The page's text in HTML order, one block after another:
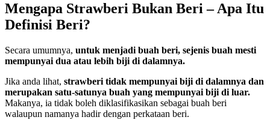
Mengapa Strawberi Bukan Beri – Apa Itu
Definisi Beri?
Secara umumnya, untuk menjadi buah beri, sejenis buah mesti
mempunyai dua atau lebih biji di dalamnya.
Jika anda lihat, strawberi tidak mempunyai biji di dalamnya dan
merupakan satu-satunya buah yang mempunyai biji di luar.
Makanya, ia tidak boleh diklasifikasikan sebagai buah beri
walaupun namanya hadir dengan perkataan beri.